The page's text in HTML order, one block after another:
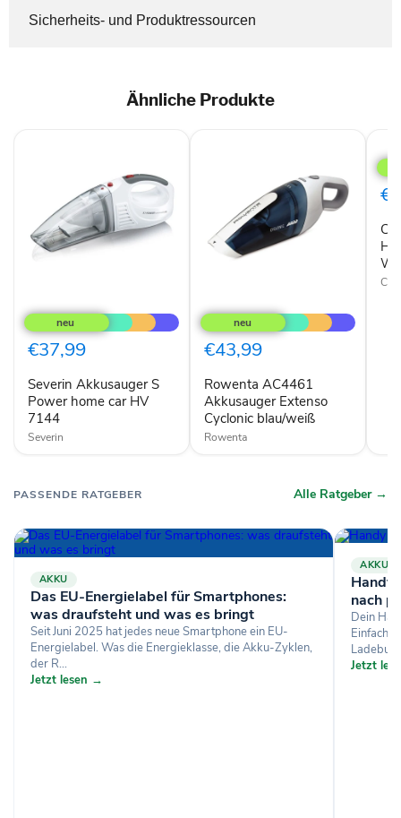
Sicherheits- und Produktressourcen
Ähnliche Produkte
Akkusauger
S
Power
home
HV
7144
€37,99
Severin Akkusauger S
Power home car HV
7144
Severin
AC4461
Akkusauger
Extenso
Cyclonic
€43,99
Rowenta AC4461
Akkusauger Extenso
Cyclonic blau/weiß
Rowenta
AKS
828
PASSENDE RATGEBER Alle Ratgeber →
AKKU
Das EU-Energielabel für Smartphones:
was draufsteht und was es bringt
Seit Juni 2025 hat jedes neue Smartphone ein EU-
Energielabel. Was die Energieklasse, die Akku-Zyklen,
der R...
Jetzt lesen →
AKKU
Handy
nach
Dein
Jetzt